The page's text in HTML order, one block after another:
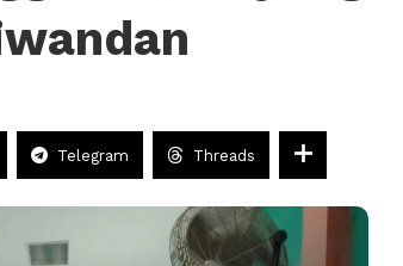
Telegram Threads